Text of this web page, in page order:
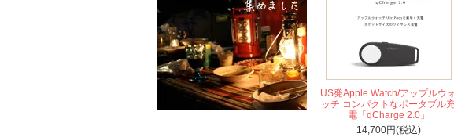
US発Apple Watch/アップルウォ
ッチ コンパクトなポータブル
電「qCharge 2.0」
14,700円(税込)